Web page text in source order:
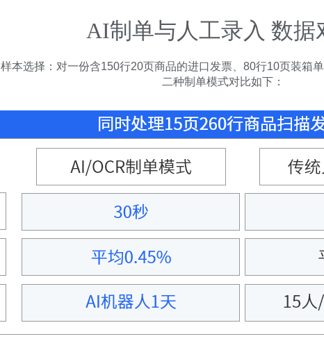
AI制单与人工录入 数据
样本选择：对一份含150行20页商品的进口发票、80行10页装箱
二种制单模式对比如下：